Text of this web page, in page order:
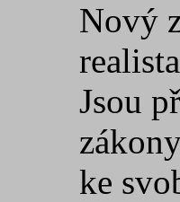
Nový
Jsou
ke